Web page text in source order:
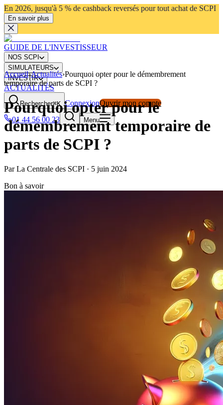
En 2026, jusqu'à 5 % de cashback reversés pour tout achat de SCPI
En savoir plus
GUIDE DE L'INVESTISSEUR
NOS SCPI
SIMULATEURS
INVESTIR
ACTUALITÉS
Rechercher⌘K ConnexionOuvrir mon compte
01 44 56 00 23
Menu
Accueil›Actualités›Pourquoi opter pour le démembrement
temporaire de parts de SCPI ?
Pourquoi opter pour le
démembrement temporaire de
parts de SCPI ?
Par La Centrale des SCPI · 5 juin 2024
Bon à savoir